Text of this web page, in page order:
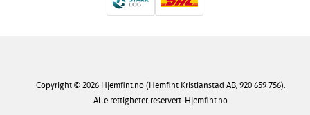
Copyright © 2026 Hjemfint.no (Hemfint Kristianstad AB, 920 659 756).
Alle rettigheter reservert. Hjemfint.no